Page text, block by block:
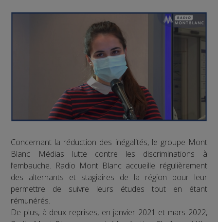
Concernant la réduction des inégalités, le groupe Mont
Blanc Médias lutte contre les discriminations à
l’embauche. Radio Mont Blanc accueille régulièrement
des alternants et stagiaires de la région pour leur
permettre de suivre leurs études tout en étant
rémunérés.
De plus, à deux reprises, en janvier 2021 et mars 2022,